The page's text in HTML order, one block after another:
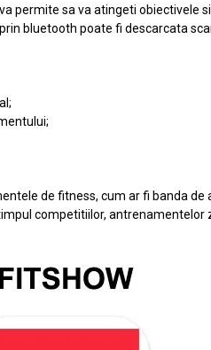
permite sa va atingeti obiectivele
bluetooth poate fi descarcata
de fitness, cum ar fi banda
competitiilor,